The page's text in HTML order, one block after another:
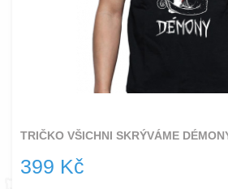
TRIČKO VŠICHNI SKRÝVÁME
399 Kč